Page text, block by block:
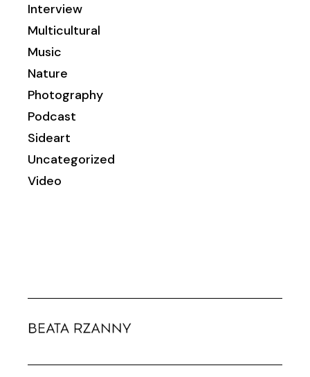
Interview
Multicultural
Music
Nature
Photography
Podcast
Sideart
Uncategorized
Video